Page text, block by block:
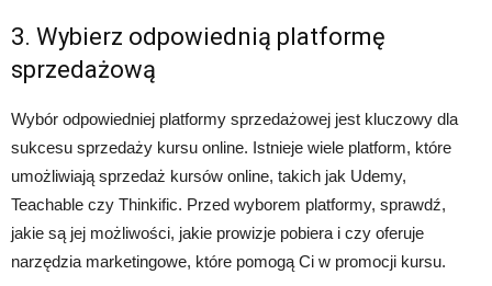
3. Wybierz odpowiednią platformę
sprzedażową
Wybór odpowiedniej platformy sprzedażowej jest kluczowy dla
sukcesu sprzedaży kursu online. Istnieje wiele platform, które
umożliwiają sprzedaż kursów online, takich jak Udemy,
Teachable czy Thinkific. Przed wyborem platformy, sprawdź,
jakie są jej możliwości, jakie prowizje pobiera i czy oferuje
narzędzia marketingowe, które pomogą Ci w promocji kursu.